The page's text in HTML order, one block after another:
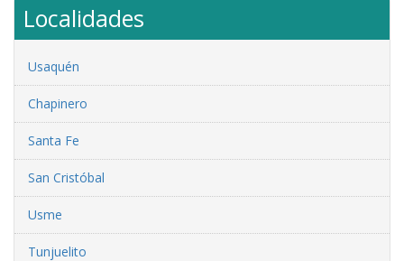
Localidades
Usaquén
Chapinero
Santa Fe
San Cristóbal
Usme
Tunjuelito